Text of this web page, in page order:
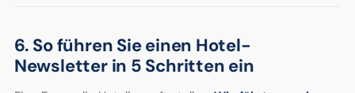
6. So führen Sie einen Hotel-
Newsletter in 5 Schritten ein